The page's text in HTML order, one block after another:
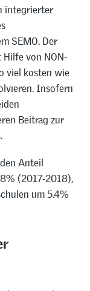
integrierter
SEMO. Der
Hilfe von NON-
viel kosten wie
Insofern
Beitrag zur
Anteil
(2017-2018),
um 5.4%